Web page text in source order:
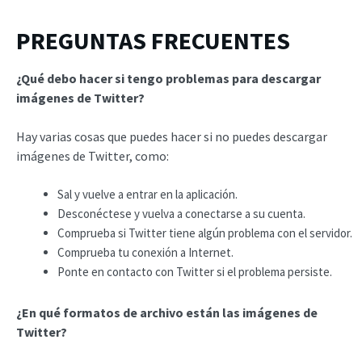
PREGUNTAS FRECUENTES
¿Qué debo hacer si tengo problemas para descargar
imágenes de Twitter?
Hay varias cosas que puedes hacer si no puedes descargar
imágenes de Twitter, como:
Sal y vuelve a entrar en la aplicación.
Desconéctese y vuelva a conectarse a su cuenta.
Comprueba si Twitter tiene algún problema con el servidor.
Comprueba tu conexión a Internet.
Ponte en contacto con Twitter si el problema persiste.
¿En qué formatos de archivo están las imágenes de
Twitter?